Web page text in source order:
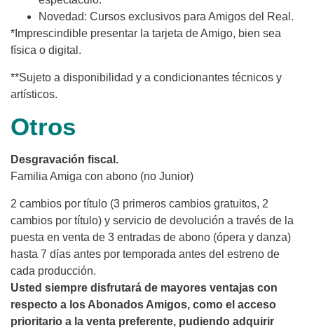
Novedad: Cursos exclusivos para Amigos del Real.
*Imprescindible presentar la tarjeta de Amigo, bien sea
física o digital.
**Sujeto a disponibilidad y a condicionantes técnicos y
artísticos.
Otros
Desgravación fiscal.
Familia Amiga con abono (no Junior)
2 cambios por título (3 primeros cambios gratuitos, 2
cambios por título) y servicio de devolución a través de la
puesta en venta de 3 entradas de abono (ópera y danza)
hasta 7 días antes por temporada antes del estreno de
cada producción.
Usted siempre disfrutará de mayores ventajas con
respecto a los Abonados Amigos, como el acceso
prioritario a la venta preferente, pudiendo adquirir